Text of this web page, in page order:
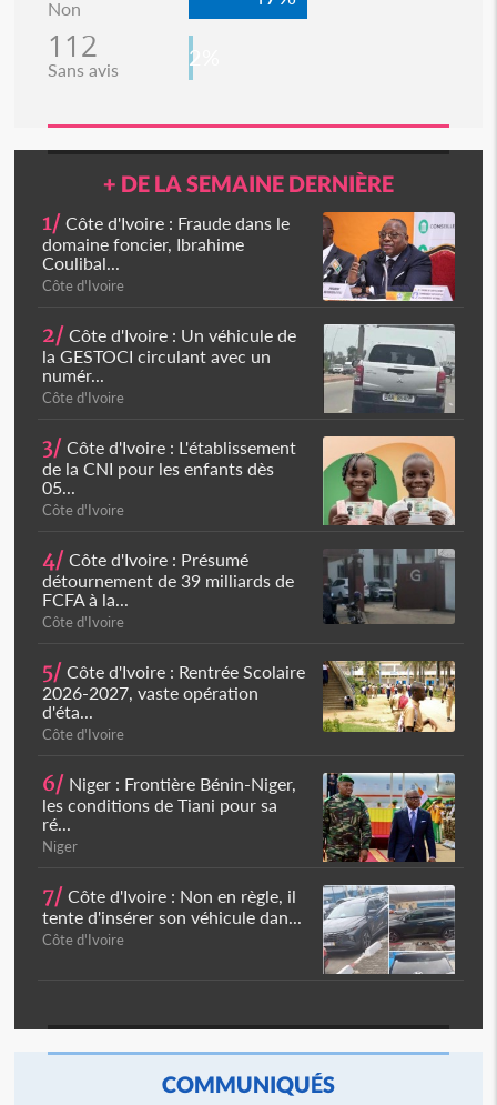
Non
112
Sans avis 2%
+ DE LA SEMAINE DERNIÈRE
1/ Côte d'Ivoire : Fraude dans le
domaine foncier, Ibrahime
Coulibal...
Côte d'Ivoire
2/ Côte d'Ivoire : Un véhicule de
la GESTOCI circulant avec un
numér...
Côte d'Ivoire
3/ Côte d'Ivoire : L'établissement
de la CNI pour les enfants dès
05...
Côte d'Ivoire
4/ Côte d'Ivoire : Présumé
détournement de 39 milliards de
FCFA à la...
Côte d'Ivoire
5/ Côte d'Ivoire : Rentrée Scolaire
2026-2027, vaste opération
d'éta...
Côte d'Ivoire
6/ Niger : Frontière Bénin-Niger,
les conditions de Tiani pour sa
ré...
Niger
7/ Côte d'Ivoire : Non en règle, il
tente d'insérer son véhicule dan...
Côte d'Ivoire
COMMUNIQUÉS